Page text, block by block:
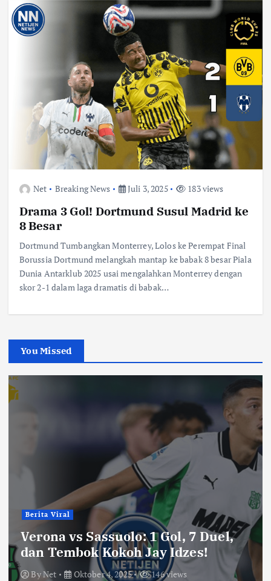
Net Breaking News Juli 3, 2025 183 views
Drama 3 Gol! Dortmund Susul Madrid ke
8 Besar
Dortmund Tumbangkan Monterrey, Lolos ke Perempat Final
Borussia Dortmund melangkah mantap ke babak 8 besar Piala
Dunia Antarklub 2025 usai mengalahkan Monterrey dengan
skor 2-1 dalam laga dramatis di babak…
You Missed
Berita Viral
Verona vs Sassuolo: 1 Gol, 7 Duel,
dan Tembok Kokoh Jay Idzes!
ByNet Oktober 4, 2025 146 views